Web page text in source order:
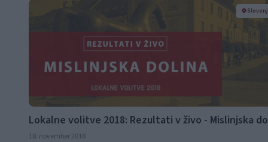
Lokalne volitve 2018: Rezultati v živo - Mislinjska
18. november 2018